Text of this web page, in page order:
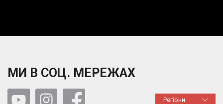
МИ В СОЦ. МЕРЕЖАХ
Регіони